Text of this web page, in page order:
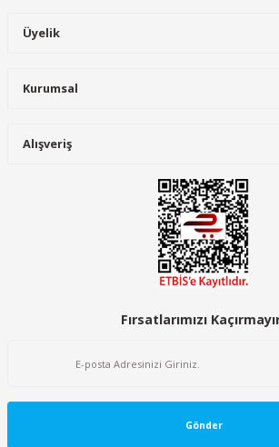
Üyelik
Kurumsal
Alışveriş
Fırsatlarımızı
Gönder